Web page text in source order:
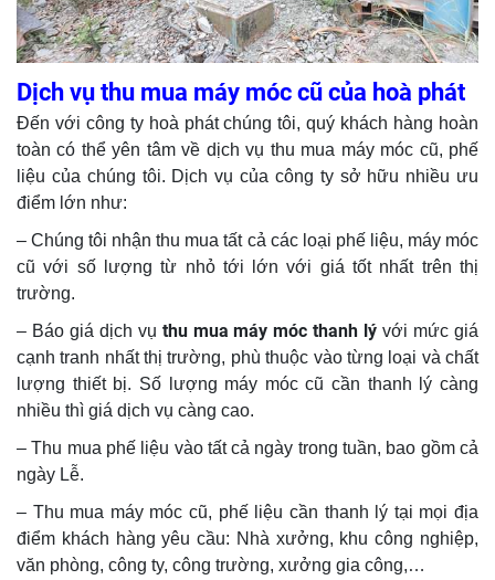
Dịch vụ thu mua máy móc cũ của hoà phát
Đến với công ty hoà phát chúng tôi, quý khách hàng hoàn
toàn có thể yên tâm về dịch vụ thu mua máy móc cũ, phế
liệu của chúng tôi. Dịch vụ của công ty sở hữu nhiều ưu
điểm lớn như:
– Chúng tôi nhận thu mua tất cả các loại phế liệu, máy móc
cũ với số lượng từ nhỏ tới lớn với giá tốt nhất trên thị
trường.
– Báo giá dịch vụ thu mua máy móc thanh lý với mức giá
cạnh tranh nhất thị trường, phù thuộc vào từng loại và chất
lượng thiết bị. Số lượng máy móc cũ cần thanh lý càng
nhiều thì giá dịch vụ càng cao.
– Thu mua phế liệu vào tất cả ngày trong tuần, bao gồm cả
ngày Lễ.
– Thu mua máy móc cũ, phế liệu cần thanh lý tại mọi địa
điểm khách hàng yêu cầu: Nhà xưởng, khu công nghiệp,
văn phòng, công ty, công trường, xưởng gia công,…